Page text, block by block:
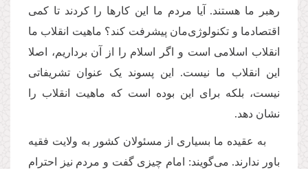
رهبر ما هستند. آیا مردم ما این کارها را کردند تا کمی
اقتصادما و تکنولوژی‌مان پیشرفت کند؟ ماهیت انقلاب ما
انقلاب اسلامی است و اگر اسلام را از آن برداریم، اصلا
این انقلاب ما نیست. این پسوند یک عنوان تشریفاتی
نیست، بلکه برای این بوده است که ماهیت انقلاب را
نشان دهد.
به عقیده ما بسیاری از مسئولان کشور به ولایت فقیه
باور ندارند. می‌گویند: امام چیزی گفت و مردم نیز احترام